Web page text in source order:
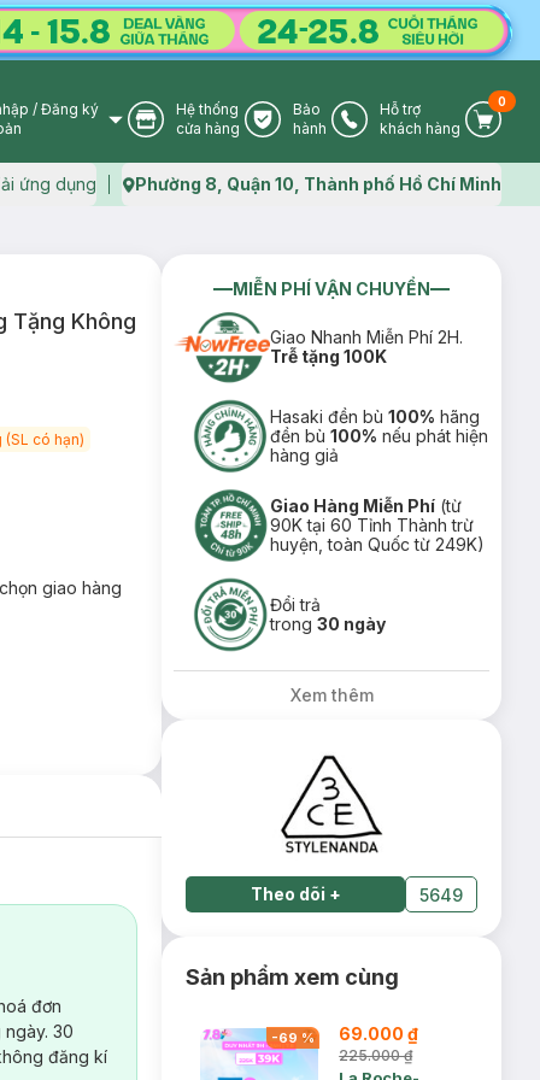
User Icon
/ Đăng ký
Store Icon
Hệ thống
cửa hàng
Warranty Icon
Bảo
hành
Phone Icon
Hỗ trợ
khách hàng
Cart
0
ứng dụng Map icon
Phường 8, Quận 10, Thành phố Hồ Chí Minh
Tặng Không
(SL có hạn)
giao hàng
đơn
30
đăng kí
MIỄN PHÍ VẬN CHUYỂN
Giao Nhanh Miễn Phí 2H.
Trễ tặng 100K
Hasaki đền bù100% hãng
đền bù100% nếu phát hiện
hàng giả
Giao Hàng Miễn Phí (từ
90K tại 60 Tỉnh Thành trừ
huyện, toàn Quốc từ 249K)
Đổi trả
trong30 ngày
Xem thêm
Theo dõi + 5649
Sản phẩm xem cùng
-69 % 69.000 ₫
225.000 ₫